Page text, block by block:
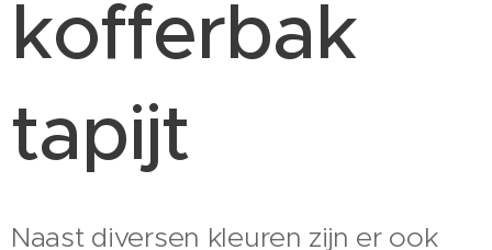
kofferbak
tapijt
Naast diversen kleuren zijn er ook